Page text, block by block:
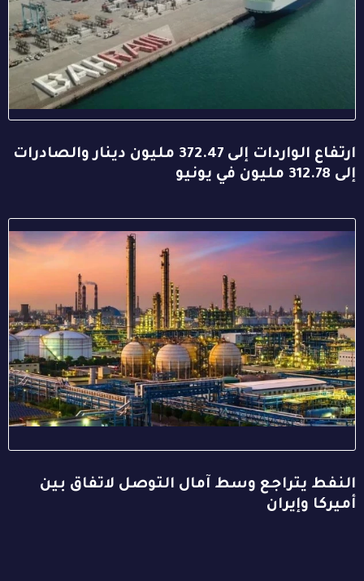
ارتفاع الواردات إلى 372.47 مليون دينار والصادرات
إلى 312.78 مليون في يونيو
النفط يتراجع وسط آمال التوصل لاتفاق بين
أميركا وإيران